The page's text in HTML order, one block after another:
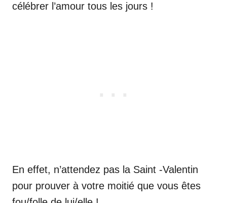
célébrer l’amour tous les jours !
En effet, n’attendez pas la Saint -Valentin
pour prouver à votre moitié que vous êtes